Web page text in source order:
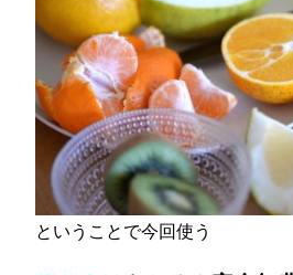
ということで今回使う